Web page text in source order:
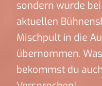
sondern wurde
aktuellen
Mischpult in die
übernommen.
bekommst du